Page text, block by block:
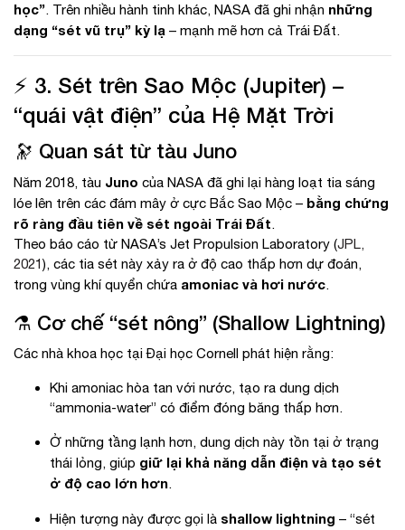
học”. Trên nhiều hành tinh khác, NASA đã ghi nhận những
dạng “sét vũ trụ” kỳ lạ – mạnh mẽ hơn cả Trái Đất.
⚡ 3. Sét trên Sao Mộc (Jupiter) –
“quái vật điện” của Hệ Mặt Trời
🔭 Quan sát từ tàu Juno
Năm 2018, tàu Juno của NASA đã ghi lại hàng loạt tia sáng
lóe lên trên các đám mây ở cực Bắc Sao Mộc – bằng chứng
rõ ràng đầu tiên về sét ngoài Trái Đất.
Theo báo cáo từ NASA’s Jet Propulsion Laboratory (JPL,
2021), các tia sét này xảy ra ở độ cao thấp hơn dự đoán,
trong vùng khí quyển chứa amoniac và hơi nước.
⚗️ Cơ chế “sét nông” (Shallow Lightning)
Các nhà khoa học tại Đại học Cornell phát hiện rằng:
Khi amoniac hòa tan với nước, tạo ra dung dịch
“ammonia-water” có điểm đóng băng thấp hơn.
Ở những tầng lạnh hơn, dung dịch này tồn tại ở trạng
thái lỏng, giúp giữ lại khả năng dẫn điện và tạo sét
ở độ cao lớn hơn.
Hiện tượng này được gọi là shallow lightning – “sét